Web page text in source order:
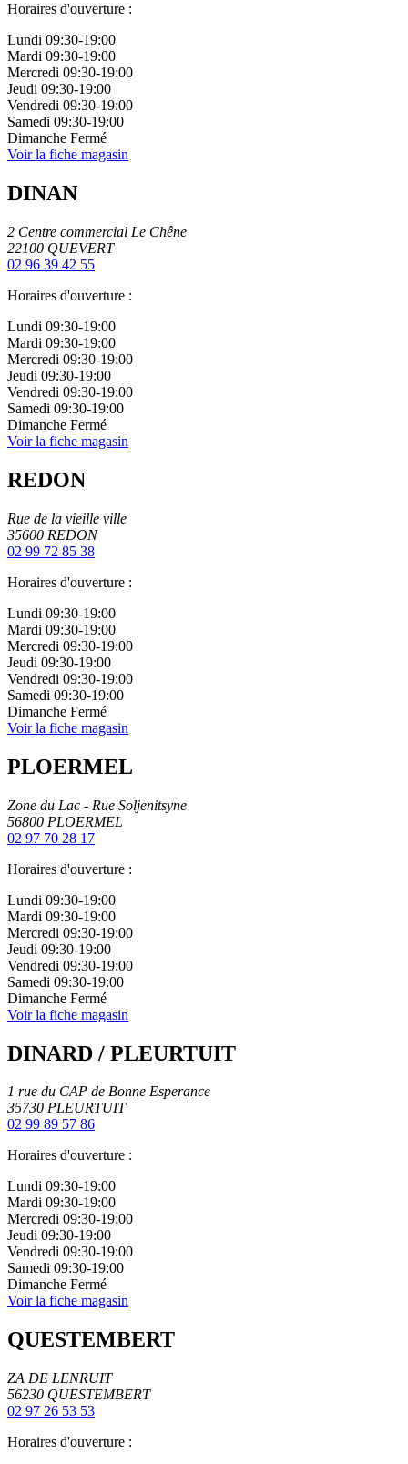
Horaires d'ouverture :
Lundi 09:30-19:00
Mardi 09:30-19:00
Mercredi 09:30-19:00
Jeudi 09:30-19:00
Vendredi 09:30-19:00
Samedi 09:30-19:00
Dimanche Fermé
Voir la fiche magasin
DINAN
2 Centre commercial Le Chêne
22100 QUEVERT
02 96 39 42 55
Horaires d'ouverture :
Lundi 09:30-19:00
Mardi 09:30-19:00
Mercredi 09:30-19:00
Jeudi 09:30-19:00
Vendredi 09:30-19:00
Samedi 09:30-19:00
Dimanche Fermé
Voir la fiche magasin
REDON
Rue de la vieille ville
35600 REDON
02 99 72 85 38
Horaires d'ouverture :
Lundi 09:30-19:00
Mardi 09:30-19:00
Mercredi 09:30-19:00
Jeudi 09:30-19:00
Vendredi 09:30-19:00
Samedi 09:30-19:00
Dimanche Fermé
Voir la fiche magasin
PLOERMEL
Zone du Lac - Rue Soljenitsyne
56800 PLOERMEL
02 97 70 28 17
Horaires d'ouverture :
Lundi 09:30-19:00
Mardi 09:30-19:00
Mercredi 09:30-19:00
Jeudi 09:30-19:00
Vendredi 09:30-19:00
Samedi 09:30-19:00
Dimanche Fermé
Voir la fiche magasin
DINARD / PLEURTUIT
1 rue du CAP de Bonne Esperance
35730 PLEURTUIT
02 99 89 57 86
Horaires d'ouverture :
Lundi 09:30-19:00
Mardi 09:30-19:00
Mercredi 09:30-19:00
Jeudi 09:30-19:00
Vendredi 09:30-19:00
Samedi 09:30-19:00
Dimanche Fermé
Voir la fiche magasin
QUESTEMBERT
ZA DE LENRUIT
56230 QUESTEMBERT
02 97 26 53 53
Horaires d'ouverture :